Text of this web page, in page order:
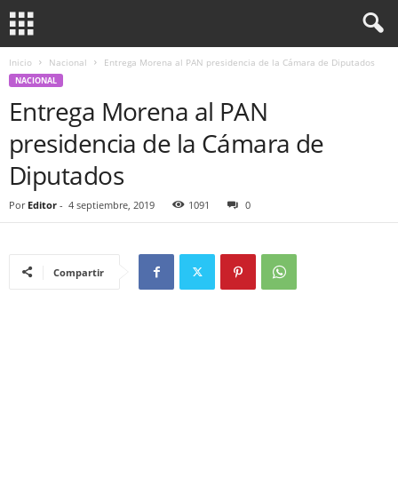
Inicio Nacional Entrega Morena al PAN presidencia de la Cámara de Diputados
NACIONAL
Entrega Morena al PAN
presidencia de la Cámara de
Diputados
Por Editor - 4 septiembre, 2019 1091 0
Compartir